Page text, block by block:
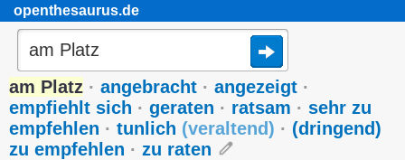
openthesaurus.de
am Platz · angebracht · angezeigt ·
empfiehlt sich · geraten · ratsam · sehr zu
empfehlen · tunlich (veraltend) · (dringend)
zu empfehlen · zu raten